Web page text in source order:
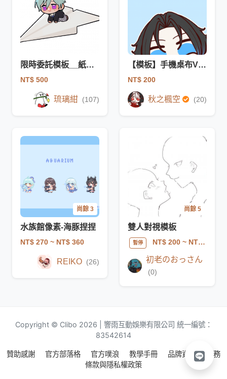
限時委託模板__紙飛機
NT$ 500
琉璃紺 (107)
【模板】手機桌布V1P1
NT$ 200
秋之楓空 (20)
尚餘 3
水族館像素-海豚捏捏
NT$ 270 ~ NT$ 360
REIKO (26)
尚餘 5
雙人對視模板
暫停 NT$ 200~ NT$ 600
初老のおっさん
(0)
Copyright © Clibo 2026 | 響雨互動娛樂有限公司 統一編號：
83542614
贊助感謝 官方部落格 官方噗浪 教學手冊 品牌資源
服務
條款與隱私權政策